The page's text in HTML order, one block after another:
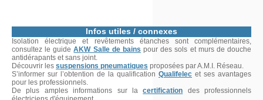
Infos utiles / connexes
Isolation électrique et revêtements étanches sont complémentaires,
consultez le guideAKW Salle de bains pour des sols et murs de douche
antidérapants et sans joint.
Découvrir les suspensions pneumatiques proposées par A.M.I. Réseau.
S’informer sur l’obtention de la qualification Qualifelec et ses avantages
pour les professionnels.
De plus amples informations sur lacertification des professionnels